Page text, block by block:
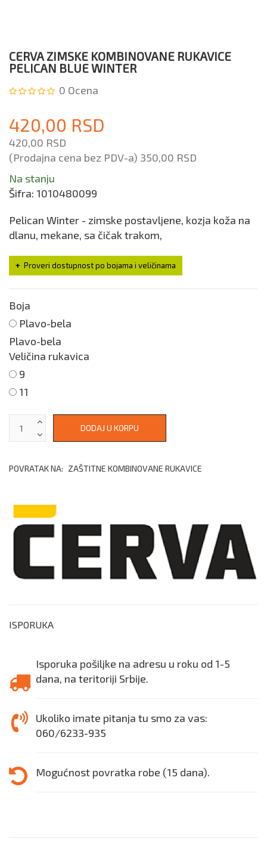
CERVA ZIMSKE KOMBINOVANE RUKAVICE
PELICAN BLUE WINTER
0 Ocena
420,00 RSD
420,00 RSD
(Prodajna cena bez PDV-a) 350,00 RSD
Na stanju
Šifra: 1010480099
Pelican Winter - zimske postavljene, kozja koža na
dlanu, mekane, sa čičak trakom,
Proveri dostupnost po bojama i veličinama
Boja
Plavo-bela
Plavo-bela
Veličina rukavica
9
11
POVRATAK NA: ZAŠTITNE KOMBINOVANE RUKAVICE
ISPORUKA
Isporuka pošiljke na adresu u roku od 1-5
dana, na teritoriji Srbije.
Ukoliko imate pitanja tu smo za vas:
060/6233-935
Mogućnost povratka robe (15 dana).